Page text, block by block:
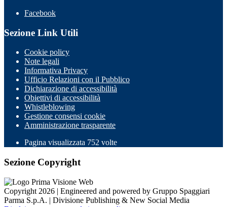
Facebook
Sezione Link Utili
Cookie policy
Note legali
Informativa Privacy
Ufficio Relazioni con il Pubblico
Dichiarazione di accessibilità
Obiettivi di accessibilità
Whistleblowing
Gestione consensi cookie
Amministrazione trasparente
Pagina visualizzata 752 volte
Sezione Copyright
Copyright 2026 | Engineered and powered by Gruppo Spaggiari
Parma S.p.A. | Divisione Publishing & New Social Media